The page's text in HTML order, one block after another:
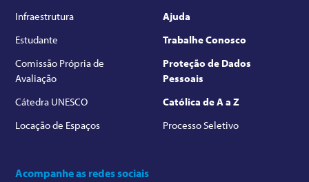
Infraestrutura
Estudante
Comissão Própria de
Avaliação
Cátedra UNESCO
Locação de Espaços
Ajuda
Trabalhe Conosco
Proteção de Dados
Pessoais
Católica de A a Z
Processo Seletivo
Acompanhe as redes sociais